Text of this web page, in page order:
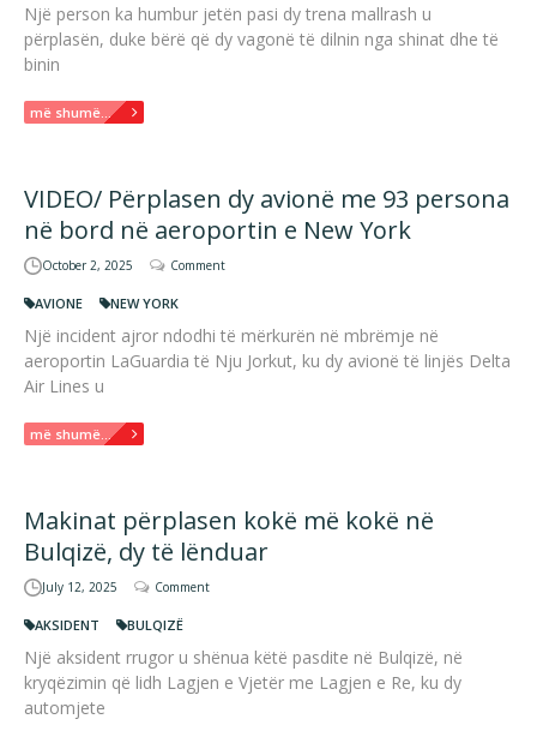
Një person ka humbur jetën pasi dy trena mallrash u
përplasën, duke bërë që dy vagonë të dilnin nga shinat dhe të
binin
më shumë...
VIDEO/ Përplasen dy avionë me 93 persona
në bord në aeroportin e New York
October 2, 2025 Comment
AVIONE NEW YORK
Një incident ajror ndodhi të mërkurën në mbrëmje në
aeroportin LaGuardia të Nju Jorkut, ku dy avionë të linjës Delta
Air Lines u
më shumë...
Makinat përplasen kokë më kokë në
Bulqizë, dy të lënduar
July 12, 2025 Comment
AKSIDENT BULQIZË
Një aksident rrugor u shënua këtë pasdite në Bulqizë, në
kryqëzimin që lidh Lagjen e Vjetër me Lagjen e Re, ku dy
automjete